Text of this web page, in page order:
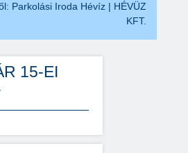
Parkolási Iroda Hévíz | HÉVÜZ
KFT.
15-EI